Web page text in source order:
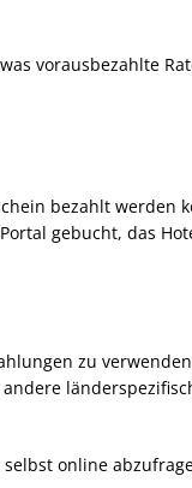
vorausbezahlte
bezahlt werden
gebucht, das
zu
online